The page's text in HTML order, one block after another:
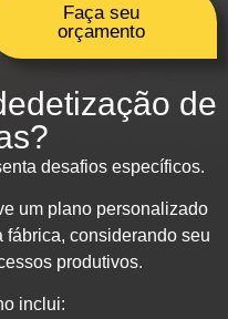
Faça seu
orçamento
de
desafios específicos.
um plano personalizado
fábrica, considerando seu
produtivos.
inclui: